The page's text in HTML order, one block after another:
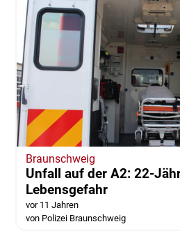
Braunschweig
Unfall auf der A2: 22-
Lebensgefahr
vor 11 Jahren
von Polizei Braunschweig